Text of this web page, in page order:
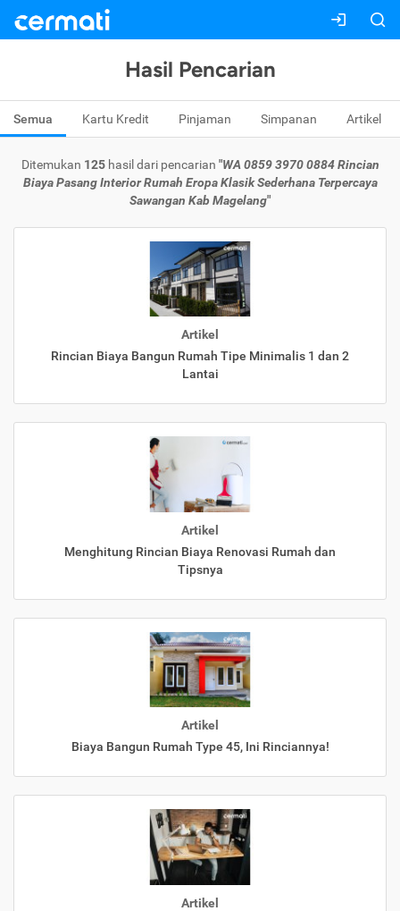
Hasil Pencarian
Semua Kartu Kredit Pinjaman Simpanan Artikel
Ditemukan 125hasil dari pencarian "WA 0859 3970 0884 Rincian
Biaya Pasang Interior Rumah Eropa Klasik Sederhana Terpercaya
Sawangan Kab Magelang"
Artikel
Rincian Biaya Bangun Rumah Tipe Minimalis 1 dan 2
Lantai
Artikel
Menghitung Rincian Biaya Renovasi Rumah dan
Tipsnya
Artikel
Biaya Bangun Rumah Type 45, Ini Rinciannya!
Artikel